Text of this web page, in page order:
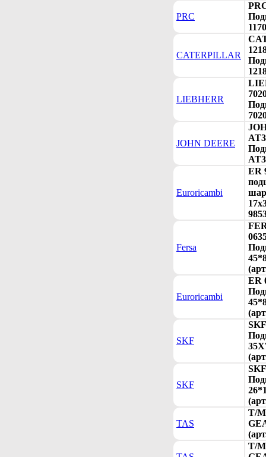
PRC
CATERPILLAR
LIEBHERR
JOHN DEERE
Euroricambi
ER
Fersa
Euroricambi
ER
SKF
SKF
TAS
T/
T/